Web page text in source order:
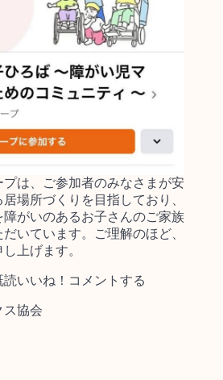
は、ご参加者のみなさまが安
場所づくりを目指しており、
障がいのあるお子さんのご家族
いています。ご理解のほど、
上げます。
いいね！コメントする
ス協会